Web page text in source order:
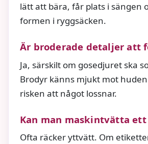
lätt att bära, får plats i sängen
formen i ryggsäcken.
Är broderade detaljer att
Ja, särskilt om gosedjuret ska
Brodyr känns mjukt mot
risken att något lossnar.
Kan man maskintvätta ett
Ofta räcker yttvätt. Om